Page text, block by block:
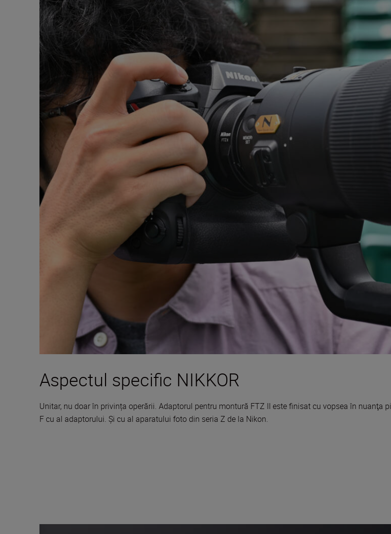
Aspectul specific NIKKOR
Unitar, nu doar în privința operării. Adaptorul pentru montură FTZ II este finisat cu vopsea în
F cu al adaptorului. Și cu al aparatului foto din seria Z de la Nikon.